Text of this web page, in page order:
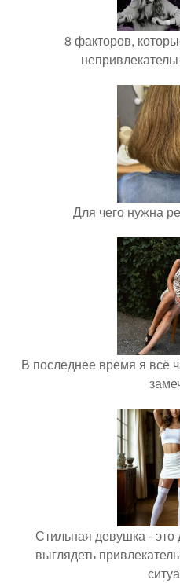
8 факторов,
Для чего нужна
В последнее время я всё
Стильная девушка - это
выглядеть